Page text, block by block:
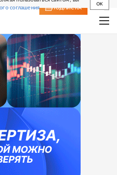
соглашения
OK
ПОДПИСКА